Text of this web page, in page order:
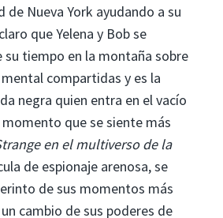
de Nueva York ayudando a su
que Yelena y Bob se
tiempo en la montaña sobre
compartidas y es la
negra quien entra en el vacío
momento que se siente más
en el multiverso de la
de espionaje arenosa, se
de sus momentos más
cambio de sus poderes de